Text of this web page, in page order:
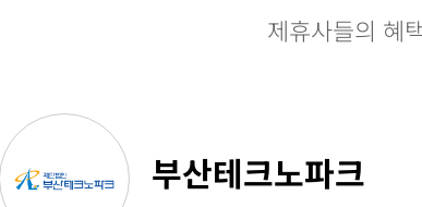
제휴사들의 혜
부산테크노파크